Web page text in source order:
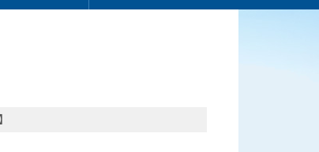
】